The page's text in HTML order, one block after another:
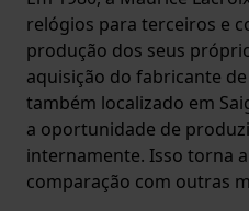
relógios para terceiros e
produção dos seus
aquisição do fabricante de
também localizado em
a oportunidade de
internamente. Isso torna
comparação com outras